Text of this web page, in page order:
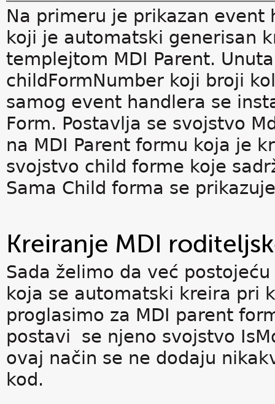
Na primeru je prikazan
koji je automatski generisan
templejtom MDI Parent.
childFormNumber koji broji
samog event handlera se
Form. Postavlja se svojstvo
na MDI Parent formu koja je
svojstvo child forme koje
Sama Child forma se
Kreiranje MDI
Sada želimo da već
koja se automatski kreira pri
proglasimo za MDI parent
postavi se njeno svojstvo
ovaj način se ne dodaju
kod.